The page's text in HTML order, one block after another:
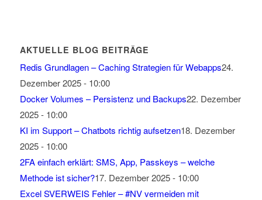
AKTUELLE BLOG BEITRÄGE
Redis Grundlagen – Caching Strategien für Webapps24.
Dezember 2025 - 10:00
Docker Volumes – Persistenz und Backups22. Dezember
2025 - 10:00
KI im Support – Chatbots richtig aufsetzen18. Dezember
2025 - 10:00
2FA einfach erklärt: SMS, App, Passkeys – welche
Methode ist sicher?17. Dezember 2025 - 10:00
Excel SVERWEIS Fehler – #NV vermeiden mit